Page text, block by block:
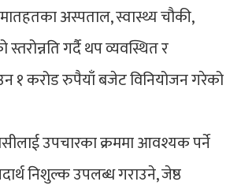
अस्पताल, स्वास्थ्य चौकी,
गर्दै थप व्यवस्थित र
१ करोड रुपैयाँ बजेट विनियोजन गरेको
उपचारका क्रममा आवश्यक पर्ने
निशुल्क उपलब्ध गराउने, जेष्ठ